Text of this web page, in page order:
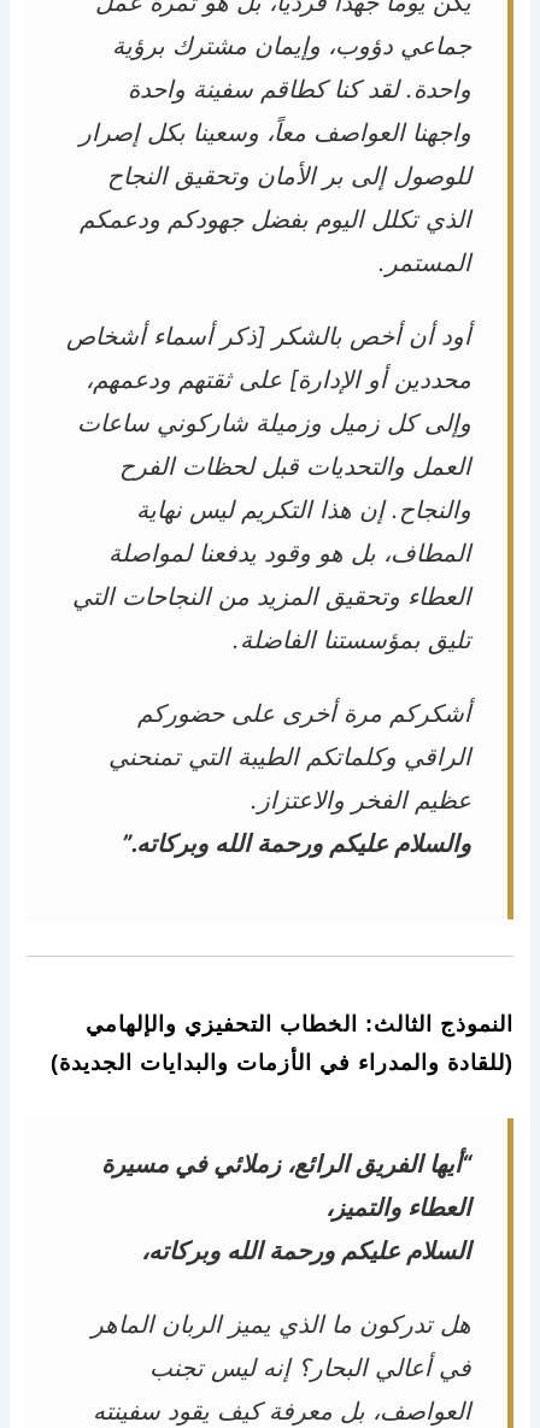
جماعي دؤوب، وإيمان مشترك برؤية
واحدة. لقد كنا كطاقم سفينة واحدة
واجهنا العواصف معاً، وسعينا بكل إصرار
للوصول إلى بر الأمان وتحقيق النجاح
الذي تكلل اليوم بفضل جهودكم ودعمكم
المستمر.
أود أن أخص بالشكر [ذكر أسماء أشخاص
محددين أو الإدارة] على ثقتهم ودعمهم،
وإلى كل زميل وزميلة شاركوني ساعات
العمل والتحديات قبل لحظات الفرح
والنجاح. إن هذا التكريم ليس نهاية
المطاف، بل هو وقود يدفعنا لمواصلة
العطاء وتحقيق المزيد من النجاحات التي
تليق بمؤسستنا الفاضلة.
أشكركم مرة أخرى على حضوركم
الراقي وكلماتكم الطيبة التي تمنحني
عظيم الفخر والاعتزاز.
والسلام عليكم ورحمة الله وبركاته.”
النموذج الثالث: الخطاب التحفيزي والإلهامي
(للقادة والمدراء في الأزمات والبدايات الجديدة)
“أيها الفريق الرائع، زملائي في مسيرة
العطاء والتميز،
السلام عليكم ورحمة الله وبركاته،
هل تدركون ما الذي يميز الربان الماهر
في أعالي البحار؟ إنه ليس تجنب
العواصف، بل معرفة كيف يقود سفينته